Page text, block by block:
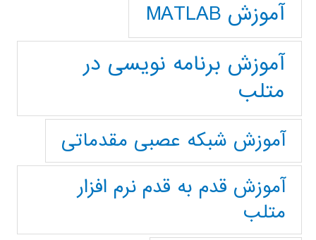
آموزش MATLAB
آموزش برنامه نویسی در
متلب
آموزش شبکه عصبی مقدماتی
آموزش قدم به قدم نرم افزار
متلب